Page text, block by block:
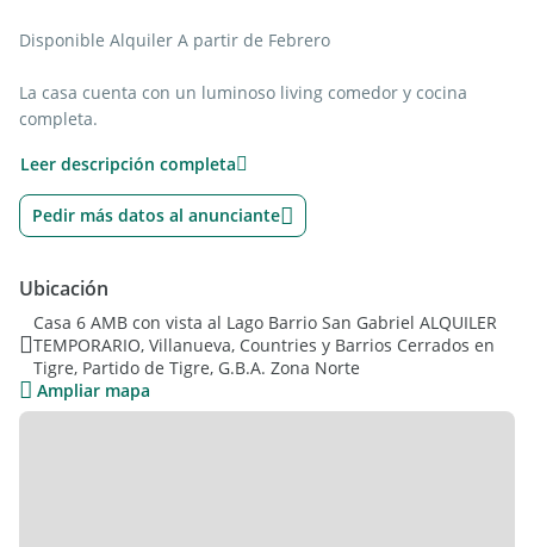
Disponible Alquiler A partir de Febrero
La casa cuenta con un luminoso living comedor y cocina
completa.
todos sus ambientes.
Dormitorio principal en suite, con gran vestidor, baño con
jacuzzi y box de ducha.
Dependencia de servicio con baño.
Gran galería cerra con mesa y juego de living exterior con
fogonero.
Sector de parrilla.
Jardin con piscina y solarium.
Muelle propio, laguna cercada con portón.
Leer descripción completa
Pedir más datos al anunciante
Ubicación
Casa 6 AMB con vista al Lago Barrio San Gabriel ALQUILER
TEMPORARIO, Villanueva, Countries y Barrios Cerrados en
Tigre, Partido de Tigre, G.B.A. Zona Norte
Ampliar mapa